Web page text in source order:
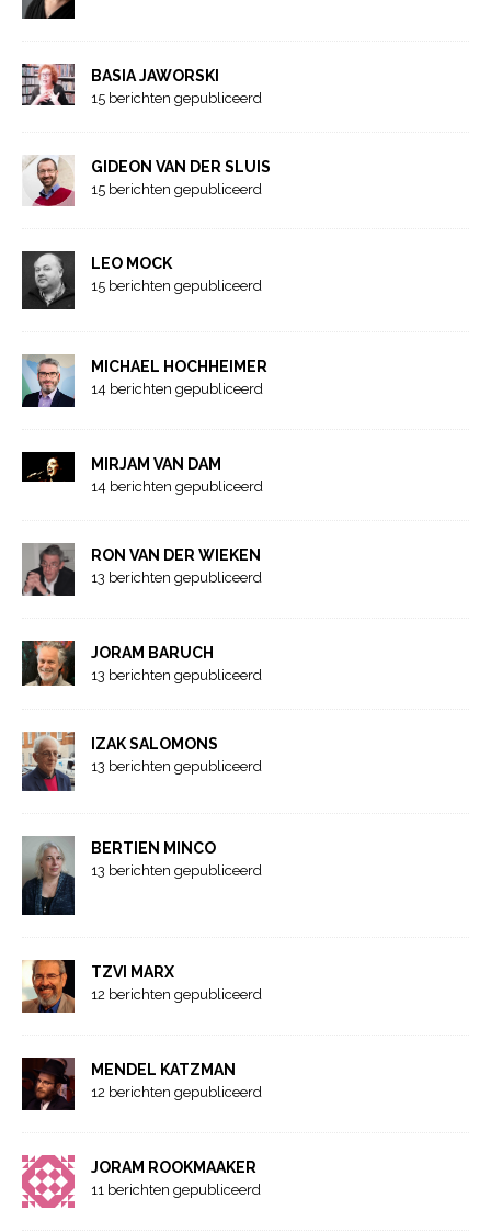
BASIA JAWORSKI
15 berichten gepubliceerd
GIDEON VAN DER SLUIS
15 berichten gepubliceerd
LEO MOCK
15 berichten gepubliceerd
MICHAEL HOCHHEIMER
14 berichten gepubliceerd
MIRJAM VAN DAM
14 berichten gepubliceerd
RON VAN DER WIEKEN
13 berichten gepubliceerd
JORAM BARUCH
13 berichten gepubliceerd
IZAK SALOMONS
13 berichten gepubliceerd
BERTIEN MINCO
13 berichten gepubliceerd
TZVI MARX
12 berichten gepubliceerd
MENDEL KATZMAN
12 berichten gepubliceerd
JORAM ROOKMAAKER
11 berichten gepubliceerd